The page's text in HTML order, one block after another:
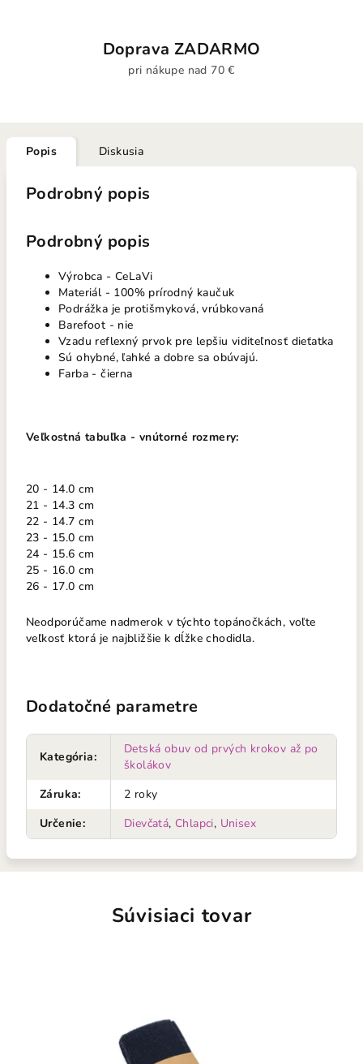
Doprava ZADARMO
pri nákupe nad 70 €
Popis Diskusia
Podrobný popis
Podrobný popis
Výrobca - CeLaVi
Materiál - 100% prírodný kaučuk
Podrážka je protišmyková, vrúbkovaná
Barefoot - nie
Vzadu reflexný prvok pre lepšiu viditeľnosť dieťatka
Sú ohybné, ľahké a dobre sa obúvajú.
Farba - čierna
Veľkostná tabuľka - vnútorné rozmery:
20 - 14.0 cm
21 - 14.3 cm
22 - 14.7 cm
23 - 15.0 cm
24 - 15.6 cm
25 - 16.0 cm
26 - 17.0 cm
Neodporúčame nadmerok v týchto topánočkách, voľte
veľkosť ktorá je najbližšie k dĺžke chodidla.
Dodatočné parametre
Kategória:
Detská obuv od prvých krokov až po
školákov
Záruka:
2 roky
Určenie: Dievčatá, Chlapci, Unisex
Súvisiaci tovar